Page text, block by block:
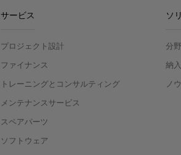
サービス
プロジェクト設計
ファイナンス
トレーニングとコンサルティング
メンテナンスサービス
スペアパーツ
ソフトウェア
ソ
分野
納
ノ